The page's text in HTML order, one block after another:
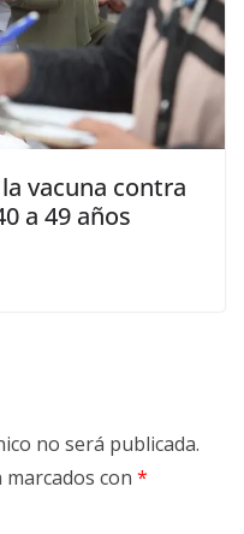
vacuna contra
a 49 años
no será publicada.
con *